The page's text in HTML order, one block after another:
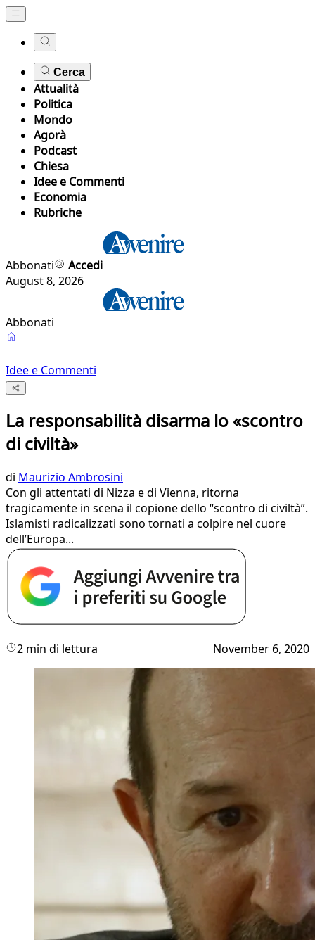
Cerca
Attualità
Politica
Mondo
Agorà
Podcast
Chiesa
Idee e Commenti
Economia
Rubriche
Abbonati
Accedi
August 8, 2026
Abbonati
Idee e Commenti
La responsabilità disarma lo «scontro
di civiltà»
di Maurizio Ambrosini
Con gli attentati di Nizza e di Vienna, ritorna
tragicamente in scena il copione dello “scontro di civiltà”.
Islamisti radicalizzati sono tornati a colpire nel cuore
dell’Europa...
2 min di lettura November 6, 2020